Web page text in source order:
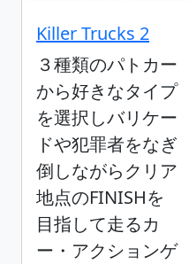
Killer Trucks 2
３種類のパトカー
から好きなタイプ
を選択しバリケー
ドや犯罪者をなぎ
倒しながらクリア
地点のFINISHを
目指して走るカ
ー・アクションゲ